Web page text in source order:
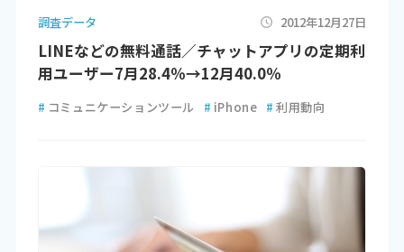
調査データ 2012年12月27日
LINEなどの無料通話／チャットアプリの定期利
用ユーザー7月28.4％→12月40.0％
# コミュニケーションツール # iPhone # 利用動向